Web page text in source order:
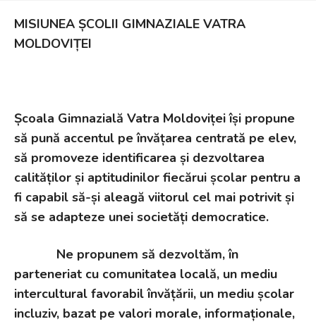
MISIUNEA ȘCOLII GIMNAZIALE VATRA
MOLDOVIȚEI
Școala Gimnazială Vatra Moldoviței își propune
să pună accentul pe învățarea centrată pe elev,
să promoveze identificarea și dezvoltarea
calităților și aptitudinilor fiecărui școlar pentru a
fi capabil să-și aleagă viitorul cel mai potrivit și
să se adapteze unei societăți democratice.
Ne propunem să dezvoltăm, în
parteneriat cu comunitatea locală, un mediu
intercultural favorabil învățării, un mediu școlar
incluziv, bazat pe valori morale, informaționale,